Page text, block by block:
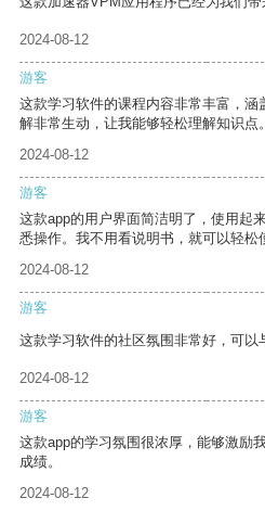
2024-08-12
游客
这款学习软件的课程内容非常丰富，
解非常生动，让我能够轻松理解知识点。
2024-08-12
游客
这款app的用户界面简洁明了，使用起
悉操作。我不用看说明书，就可以轻松
2024-08-12
游客
这款学习软件的社区氛围非常好，可以
2024-08-12
游客
这款app的学习氛围很浓厚，能够激励
成绩。
2024-08-12